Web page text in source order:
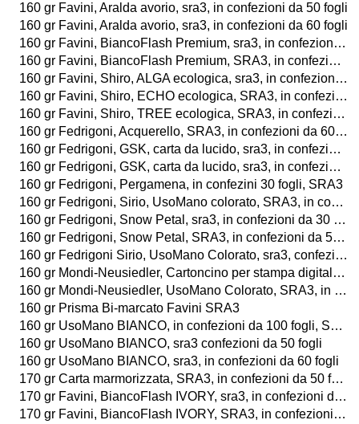
160 gr Favini, Aralda avorio, sra3, in confezioni da 50 fogli
160 gr Favini, Aralda avorio, sra3, in confezioni da 60 fogli
160 gr Favini, BiancoFlash Premium, sra3, in confezioni da 60 fogli o da 25 buste
160 gr Favini, BiancoFlash Premium, SRA3, in confezioni da 100 fogli o da 25 buste
160 gr Favini, Shiro, ALGA ecologica, sra3, in confezioni da 60 fogli
160 gr Favini, Shiro, ECHO ecologica, SRA3, in confezioni da 60 fogli
160 gr Favini, Shiro, TREE ecologica, SRA3, in confezioni da 60 fogli
160 gr Fedrigoni, Acquerello, SRA3, in confezioni da 60 fogli
160 gr Fedrigoni, GSK, carta da lucido, sra3, in confezioni da 30 fogli
160 gr Fedrigoni, GSK, carta da lucido, sra3, in confezioni da 30 fogli
160 gr Fedrigoni, Pergamena, in confezini 30 fogli, SRA3
160 gr Fedrigoni, Sirio, UsoMano colorato, SRA3, in confezioni da 60 fogli
160 gr Fedrigoni, Snow Petal, sra3, in confezioni da 30 fogli
160 gr Fedrigoni, Snow Petal, SRA3, in confezioni da 50 fogli
160 gr Fedrigoni Sirio, UsoMano Colorato, sra3, confezioni da 50 fogli
160 gr Mondi-Neusiedler, Cartoncino per stampa digitale laser a colori, BIANCO e AVORIO, sra3, in confezioni da 250 fogli
160 gr Mondi-Neusiedler, UsoMano Colorato, SRA3, in confezioni da 50 fogli
160 gr Prisma Bi-marcato Favini SRA3
160 gr UsoMano BIANCO, in confezioni da 100 fogli, SRA3
160 gr UsoMano BIANCO, sra3 confezioni da 50 fogli
160 gr UsoMano BIANCO, sra3, in confezioni da 60 fogli
170 gr Carta marmorizzata, SRA3, in confezioni da 50 fogli
170 gr Favini, BiancoFlash IVORY, sra3, in confezioni da 60 fogli
170 gr Favini, BiancoFlash IVORY, SRA3, in confezioni da 100 fogli